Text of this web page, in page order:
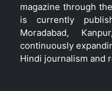
magazine through
is currently
Moradabad,
continuously
Hindi journalism and